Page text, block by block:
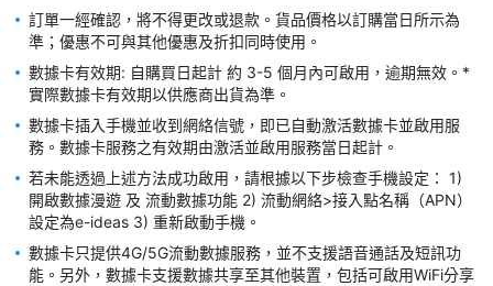
訂單一經確認，將不得更改或退款。貨品價格以訂購當日所示為
準；優惠不可與其他優惠及折扣同時使用。
數據卡有效期: 自購買日起計 約 3-5 個月內可啟用，逾期無效。*
實際數據卡有效期以供應商出貨為準。
數據卡插入手機並收到網絡信號，即已自動激活數據卡並啟用服
務。數據卡服務之有效期由激活並啟用服務當日起計。
若未能透過上述方法成功啟用，請根據以下步檢查手機設定： 1)
開啟數據漫遊 及 流動數據功能 2) 流動網絡>接入點名稱（APN）
設定為e-ideas 3) 重新啟動手機。
數據卡只提供4G/5G流動數據服務，並不支援語音通話及短訊功
能。另外，數據卡支援數據共享至其他裝置，包括可啟用WiFi分享